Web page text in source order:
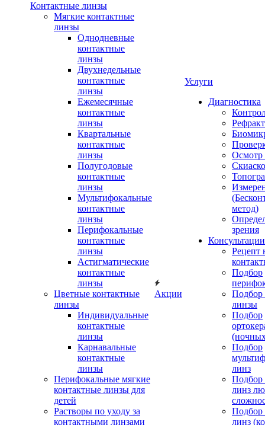
Контактные линзы
Мягкие контактные
линзы
Однодневные
контактные
линзы
Двухнедельные
контактные
линзы
Ежемесячные
контактные
линзы
Квартальные
контактные
линзы
Полугодовые
контактные
линзы
Мультифокальные
контактные
линзы
Перифокальные
контактные
линзы
Астигматические
контактные
линзы
Цветные контактные
линзы
Индивидуальные
контактные
линзы
Карнавальные
контактные
линзы
Перифокальные мягкие
контактные линзы для
детей
Растворы по уходу за
контактными линзами
Акции
Услуги
Диагностика
Осмотр
метод)
зрения
Рецепт
Подбор
Подбор
линзы
Подбор
Подбор
линз
Подбор
линз
Подбор
линз